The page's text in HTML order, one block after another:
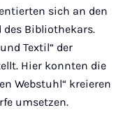
sich an den
des Bibliothekars.
Textil“ der
Hier konnten die
Webstuhl“ kreieren
umsetzen.